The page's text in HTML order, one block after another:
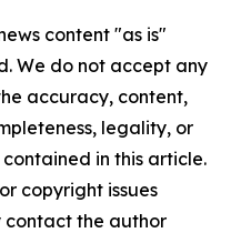
content "as is"
We do not accept any
accuracy, content,
legality, or
in this article.
copyright issues
contact the author